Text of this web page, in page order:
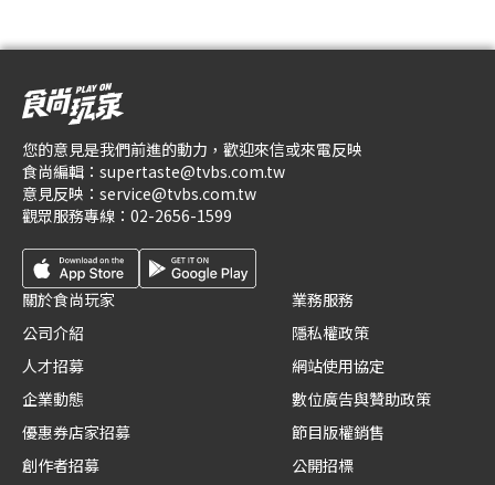
您的意見是我們前進的動力，歡迎來信或來電反映
食尚編輯： supertaste@tvbs.com.tw
意見反映： service@tvbs.com.tw
觀眾服務專線： 02-2656-1599
關於食尚玩家
公司介紹
人才招募
企業動態
優惠券店家招募
創作者招募
業務服務
隱私權政策
網站使用協定
數位廣告與贊助政策
節目版權銷售
公開招標